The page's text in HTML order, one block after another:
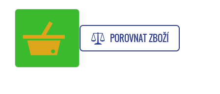
POROVNAT ZBOŽÍ